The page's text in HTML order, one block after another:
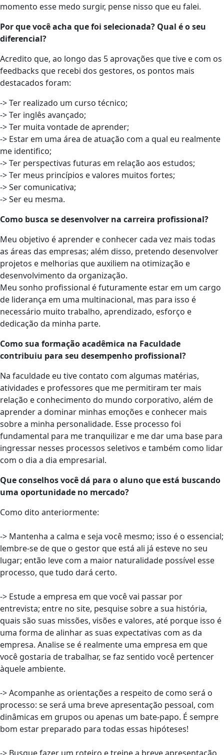
momento esse medo surgir, pense nisso que eu falei.
Por que você acha que foi selecionada? Qual é o seu
diferencial?
Acredito que, ao longo das 5 aprovações que tive e com os
feedbacks que recebi dos gestores, os pontos mais
destacados foram:
-> Ter realizado um curso técnico;
-> Ter inglês avançado;
-> Ter muita vontade de aprender;
-> Estar em uma área de atuação com a qual eu realmente
me identifico;
-> Ter perspectivas futuras em relação aos estudos;
-> Ter meus princípios e valores muitos fortes;
-> Ser comunicativa;
-> Ser eu mesma.
Como busca se desenvolver na carreira profissional?
Meu objetivo é aprender e conhecer cada vez mais todas
as áreas das empresas; além disso, pretendo desenvolver
projetos e melhorias que auxiliem na otimização e
desenvolvimento da organização.
Meu sonho profissional é futuramente estar em um cargo
de liderança em uma multinacional, mas para isso é
necessário muito trabalho, aprendizado, esforço e
dedicação da minha parte.
Como sua formação acadêmica na Faculdade
contribuiu para seu desempenho profissional?
Na faculdade eu tive contato com algumas matérias,
atividades e professores que me permitiram ter mais
relação e conhecimento do mundo corporativo, além de
aprender a dominar minhas emoções e conhecer mais
sobre a minha personalidade. Esse processo foi
fundamental para me tranquilizar e me dar uma base para
ingressar nesses processos seletivos e também como lidar
com o dia a dia empresarial.
Que conselhos você dá para o aluno que está buscando
uma oportunidade no mercado?
Como dito anteriormente:
-> Mantenha a calma e seja você mesmo; isso é o essencial;
lembre-se de que o gestor que está ali já esteve no seu
lugar; então leve com a maior naturalidade possível esse
processo, que tudo dará certo.
-> Estude a empresa em que você vai passar por
entrevista; entre no site, pesquise sobre a sua história,
quais são suas missões, visões e valores, até porque isso é
uma forma de alinhar as suas expectativas com as da
empresa. Analise se é realmente uma empresa em que
você gostaria de trabalhar, se faz sentido você pertencer
àquele ambiente.
-> Acompanhe as orientações a respeito de como será o
processo: se será uma breve apresentação pessoal, com
dinâmicas em grupos ou apenas um bate-papo. É sempre
bom estar preparado para todas essas hipóteses!